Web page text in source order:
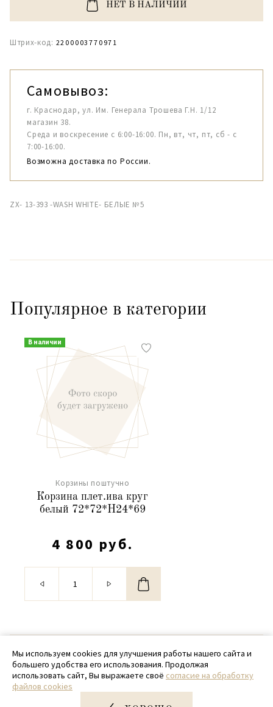
НЕТ В НАЛИЧИИ
Штрих-код: 2200003770971
Самовывоз:
г. Краснодар, ул. Им. Генерала Трошева Г.Н. 1/12
магазин 38.
Среда и воскресение с 6:00-16:00. Пн, вт, чт, пт, сб - с
7:00-16:00.
Возможна доставка по России.
ZX- 13-393 -WASH WHITE- БЕЛЫЕ №5
Популярное в категории
В наличии
Корзины поштучно
Корзина плет.ива круг
белый 72*72*H24*69
4 800 руб.
© 2020 - 2026 SamPack
+ 7 (918) 699-97-87
zakaz@sampack.store
Мы используем cookies для улучшения работы нашего сайта и
большего удобства его использования. Продолжая
использовать сайт, Вы выражаете своё согласие на обработку
файлов cookies